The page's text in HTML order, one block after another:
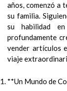
años, comenzó a
su familia.
su habilidad
profundamente
vender artículos
viaje
**Un Mundo de